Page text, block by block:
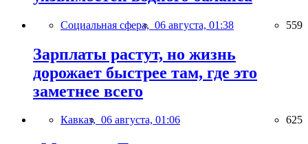
Социальная сфера, 06 августа, 01:38 559
Зарплаты растут, но жизнь
дорожает быстрее там, где это
заметнее всего
Кавказ, 06 августа, 01:06 625